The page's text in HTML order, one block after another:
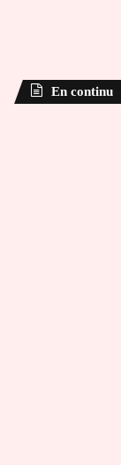
En continu